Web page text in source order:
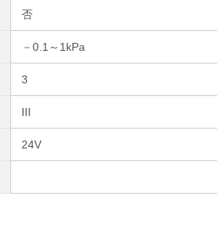
否
－0.1～1kPa
3
III
24V